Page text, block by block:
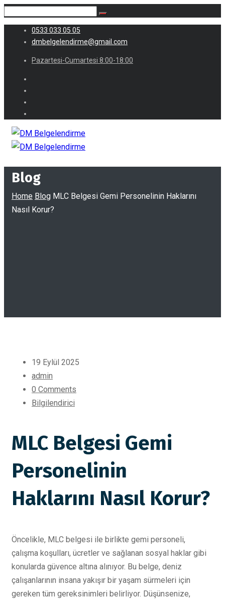
0533 033 05 05
dmbelgelendirme@gmail.com
Pazartesi-Cumartesi 8:00-18:00
Blog
Home Blog MLC Belgesi Gemi Personelinin Haklarını
Nasıl Korur?
19 Eylül 2025
admin
0 Comments
Bilgilendirici
MLC Belgesi Gemi
Personelinin
Haklarını Nasıl Korur?
Öncelikle, MLC belgesi ile birlikte gemi personeli,
çalışma koşulları, ücretler ve sağlanan sosyal haklar gibi
konularda güvence altına alınıyor. Bu belge, deniz
çalışanlarının insana yakışır bir yaşam sürmeleri için
gereken tüm gereksinimleri belirliyor. Düşünsenize,